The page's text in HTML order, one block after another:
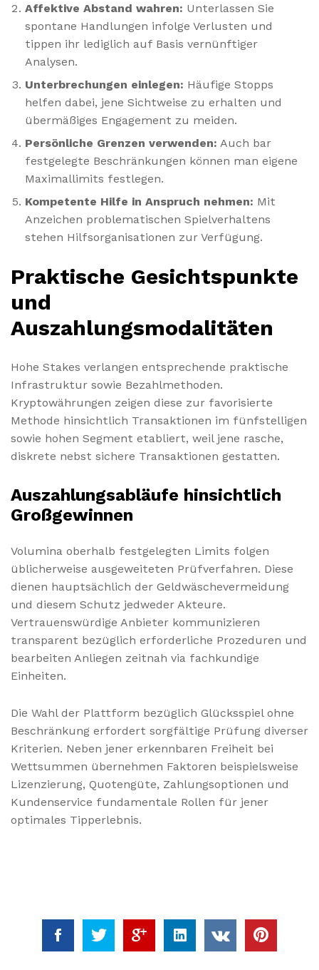
Affektive Abstand wahren: Unterlassen Sie
spontane Handlungen infolge Verlusten und
tippen ihr lediglich auf Basis vernünftiger
Analysen.
Unterbrechungen einlegen: Häufige Stopps
helfen dabei, jene Sichtweise zu erhalten und
übermäßiges Engagement zu meiden.
Persönliche Grenzen verwenden: Auch bar
festgelegte Beschränkungen können man eigene
Maximallimits festlegen.
Kompetente Hilfe in Anspruch nehmen: Mit
Anzeichen problematischen Spielverhaltens
stehen Hilfsorganisationen zur Verfügung.
Praktische Gesichtspunkte
und
Auszahlungsmodalitäten
Hohe Stakes verlangen entsprechende praktische
Infrastruktur sowie Bezahlmethoden.
Kryptowährungen zeigen diese zur favorisierte
Methode hinsichtlich Transaktionen im fünfstelligen
sowie hohen Segment etabliert, weil jene rasche,
diskrete nebst sichere Transaktionen gestatten.
Auszahlungsabläufe hinsichtlich
Großgewinnen
Volumina oberhalb festgelegten Limits folgen
üblicherweise ausgeweiteten Prüfverfahren. Diese
dienen hauptsächlich der Geldwäschevermeidung
und diesem Schutz jedweder Akteure.
Vertrauenswürdige Anbieter kommunizieren
transparent bezüglich erforderliche Prozeduren und
bearbeiten Anliegen zeitnah via fachkundige
Einheiten.
Die Wahl der Plattform bezüglich Glücksspiel ohne
Beschränkung erfordert sorgfältige Prüfung diverser
Kriterien. Neben jener erkennbaren Freiheit bei
Wettsummen übernehmen Faktoren beispielsweise
Lizenzierung, Quotengüte, Zahlungsoptionen und
Kundenservice fundamentale Rollen für jener
optimales Tipperlebnis.